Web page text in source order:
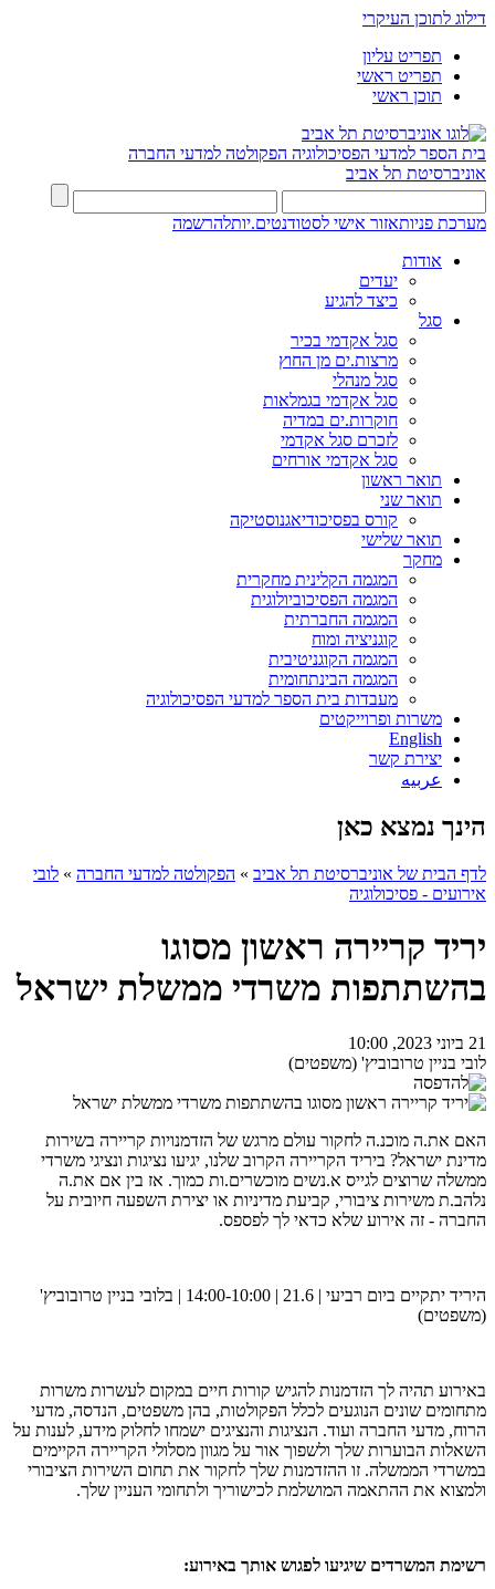
דילוג לתוכן העיקרי
תפריט עליון
תפריט ראשי
תוכן ראשי
בית הספר למדעי הפסיכולוגיה הפקולטה למדעי החברה
אוניברסיטת תל אביב
מערכת פניותאזור אישי לסטודנטים.יותלהרשמה
אודות
יעדים
כיצד להגיע
סגל
סגל אקדמי בכיר
מרצות.ים מן החוץ
סגל מנהלי
סגל אקדמי בגמלאות
חוקרות.ים במדיה
לזכרם סגל אקדמי
סגל אקדמי אורחים
תואר ראשון
תואר שני
קורס בפסיכודיאגנוסטיקה
תואר שלישי
מחקר
המגמה הקלינית מחקרית
המגמה הפסיכוביולוגית
המגמה החברתית
קוגניציה ומוח
המגמה הקוגניטיבית
המגמה הבינתחומית
מעבדות בית הספר למדעי הפסיכולוגיה
משרות ופרוייקטים
English
יצירת קשר
عربيه
הינך נמצא כאן
לדף הבית של אוניברסיטת תל אביב » הפקולטה למדעי החברה » לובי
אירועים - פסיכולוגיה
יריד קריירה ראשון מסוגו
בהשתתפות משרדי ממשלת ישראל
21 ביוני 2023, 10:00
לובי בניין טרובוביץ' (משפטים)
האם את.ה מוכנ.ה לחקור עולם מרגש של הזדמנויות קריירה בשירות
מדינת ישראל? ביריד הקריירה הקרוב שלנו, יגיעו נציגות ונציגי משרדי
ממשלה שרוצים לגייס א.נשים מוכשרים.ות כמוך. אז בין אם את.ה
נלהב.ת משירות ציבורי, קביעת מדיניות או יצירת השפעה חיובית על
החברה - זה אירוע שלא כדאי לך לפספס.
היריד יתקיים ביום רביעי | 21.6 | 14:00-10:00 | בלובי בניין טרובוביץ'
(משפטים)
באירוע תהיה לך הזדמנות להגיש קורות חיים במקום לעשרות משרות
מתחומים שונים הנוגעים לכלל הפקולטות, בהן משפטים, הנדסה, מדעי
הרוח, מדעי החברה ועוד. הנציגות והנציגים ישמחו לחלוק מידע, לענות על
השאלות הבוערות שלך ולשפוך אור על מגוון מסלולי הקריירה הקיימים
במשרדי הממשלה. זו ההזדמנות שלך לחקור את תחום השירות הציבורי
ולמצוא את ההתאמה המושלמת לכישוריך ולתחומי העניין שלך.
רשימת המשרדים שיגיעו לפגוש אותך באירוע: